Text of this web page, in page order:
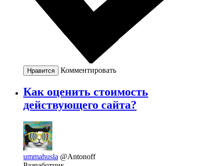
Нравится Комментировать
Как оценить стоимость
действующего сайта?
ummahusla @Antonoff